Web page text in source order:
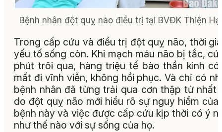
Bệnh nhân đột quỵ não điều trị tại BVĐK Thiện
Trong cấp cứu và điều trị đột quỵ não, thời
yếu tố sống còn. Khi mạch máu não bị tắc, cứ
phút trôi qua, hàng triệu tế bào thần kinh
mất đi vĩnh viễn, không hồi phục. Và chỉ có
bệnh nhân đã từng trải qua cơn thập tử nhất
do đột quỵ não mới hiểu rõ sự nguy hiểm của
bệnh này và việc được cấp cứu kịp thời có ý
như thế nào với sự sống của họ.